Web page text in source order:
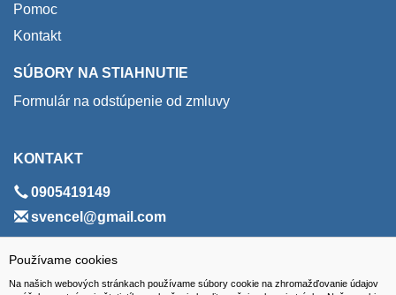
Používame cookies
Na našich webových stránkach používame súbory cookie na zhromažďovanie údajov
Pomoc
Kontakt
SÚBORY NA STIAHNUTIE
Formulár na odstúpenie od zmluvy
KONTAKT
0905419149
svencel@gmail.com
ADRESA